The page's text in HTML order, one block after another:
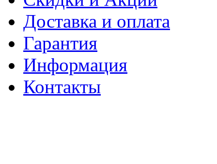
Доставка и оплата
Гарантия
Информация
Контакты